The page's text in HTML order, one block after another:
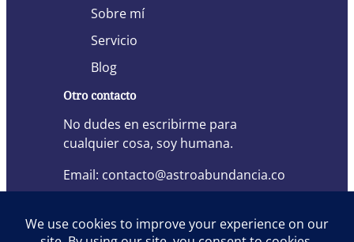
Sobre mí
Servicio
Blog
Otro contacto
No dudes en escribirme para
cualquier cosa, soy humana.
Email: contacto@astroabundancia.co
m